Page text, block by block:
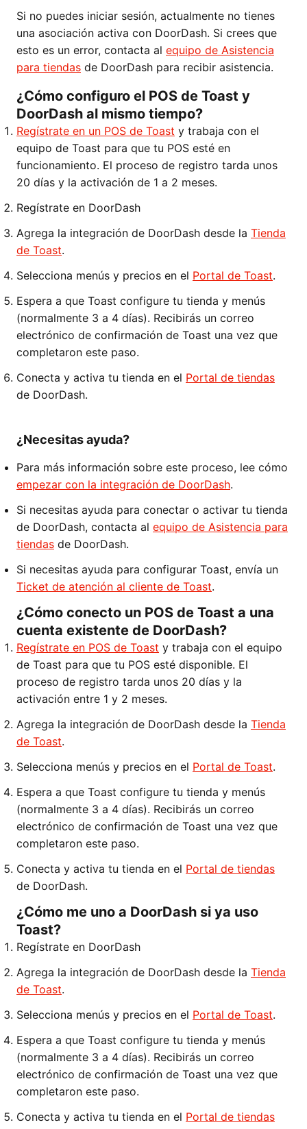
Si no puedes iniciar sesión, actualmente no tienes
una asociación activa con DoorDash. Si crees que
esto es un error, contacta al equipo de Asistencia
para tiendas de DoorDash para recibir asistencia.
¿Cómo configuro el POS de Toast y
DoorDash al mismo tiempo?
Regístrate en un POS de Toast y trabaja con el
equipo de Toast para que tu POS esté en
funcionamiento. El proceso de registro tarda unos
20 días y la activación de 1 a 2 meses.
Regístrate en DoorDash
Agrega la integración de DoorDash desde la Tienda
de Toast.
Selecciona menús y precios en el Portal de Toast.
Espera a que Toast configure tu tienda y menús
(normalmente 3 a 4 días). Recibirás un correo
electrónico de confirmación de Toast una vez que
completaron este paso.
Conecta y activa tu tienda en el Portal de tiendas
de DoorDash.
¿Necesitas ayuda?
Para más información sobre este proceso, lee cómo
empezar con la integración de DoorDash.
Si necesitas ayuda para conectar o activar tu tienda
de DoorDash, contacta al equipo de Asistencia para
tiendas de DoorDash.
Si necesitas ayuda para configurar Toast, envía un
Ticket de atención al cliente de Toast.
¿Cómo conecto un POS de Toast a una
cuenta existente de DoorDash?
Regístrate en POS de Toast y trabaja con el equipo
de Toast para que tu POS esté disponible. El
proceso de registro tarda unos 20 días y la
activación entre 1 y 2 meses.
Agrega la integración de DoorDash desde la Tienda
de Toast.
Selecciona menús y precios en el Portal de Toast.
Espera a que Toast configure tu tienda y menús
(normalmente 3 a 4 días). Recibirás un correo
electrónico de confirmación de Toast una vez que
completaron este paso.
Conecta y activa tu tienda en el Portal de tiendas
de DoorDash.
¿Cómo me uno a DoorDash si ya uso
Toast?
Regístrate en DoorDash
Agrega la integración de DoorDash desde la Tienda
de Toast.
Selecciona menús y precios en el Portal de Toast.
Espera a que Toast configure tu tienda y menús
(normalmente 3 a 4 días). Recibirás un correo
electrónico de confirmación de Toast una vez que
completaron este paso.
Conecta y activa tu tienda en el Portal de tiendas